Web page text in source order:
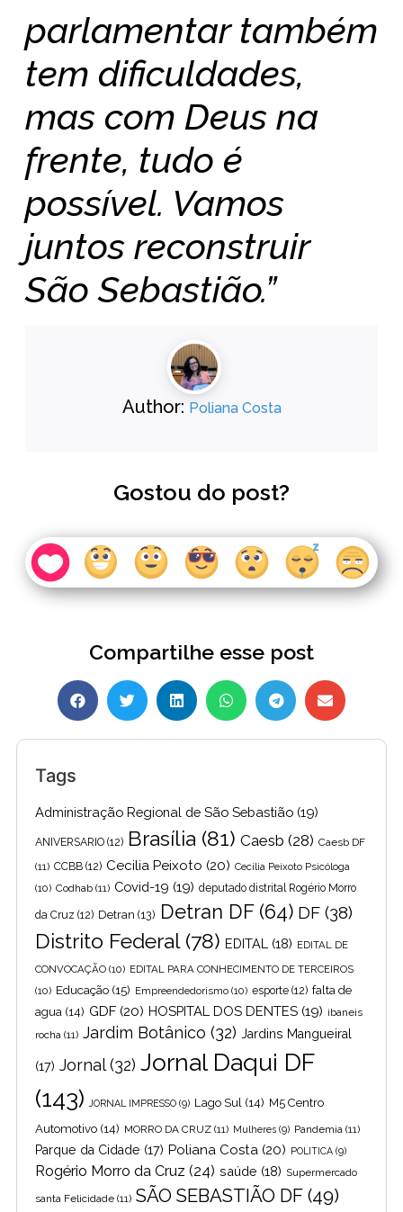
parlamentar também
tem dificuldades,
mas com Deus na
frente, tudo é
possível. Vamos
juntos reconstruir
São Sebastião.”
Author: Poliana Costa
Gostou do post?
Compartilhe esse post
Tags
Administração Regional de São Sebastião (19)
ANIVERSARIO (12) Brasília (81) Caesb (28) Caesb DF
(11) CCBB (12) Cecilia Peixoto (20) Cecília Peixoto Psicóloga
(10) Codhab (11) Covid-19 (19) deputado distrital Rogério Morro
da Cruz (12) Detran (13) Detran DF(64) DF (38)
Distrito Federal(78) EDITAL (18) EDITAL DE
CONVOCAÇÃO (10) EDITAL PARA CONHECIMENTO DE TERCEIROS
(10) Educação (15) Empreendedorismo (10) esporte (12) falta de
agua (14) GDF (20) HOSPITAL DOS DENTES (19) ibaneis
rocha (11) Jardim Botânico (32) Jardins Mangueiral
(17) Jornal(32) Jornal Daqui DF
(143)
JORNAL IMPRESSO (9) Lago Sul (14) M5 Centro
Automotivo (14) MORRO DA CRUZ (11) Mulheres (9) Pandemia (11)
Parque da Cidade (17) Poliana Costa (20) POLITICA (9)
Rogério Morro da Cruz (24) saúde (18) Supermercado
santa Felicidade (11) SÃO SEBASTIÃO DF (49)